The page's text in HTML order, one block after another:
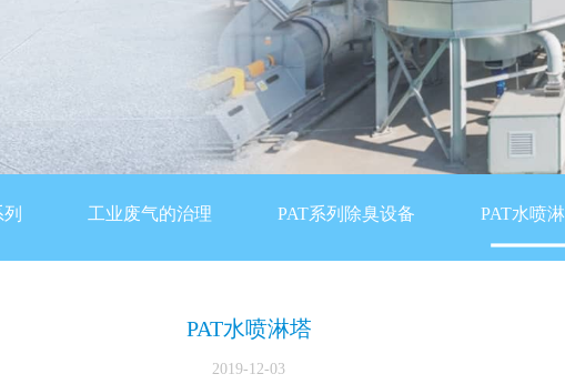
工业废气的治理 PAT系列除臭设备 PAT水喷
PAT水喷淋塔
2019-12-03